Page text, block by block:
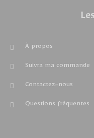
À propos
Suivra ma commande
Contactez-nous
Questions fréquentes